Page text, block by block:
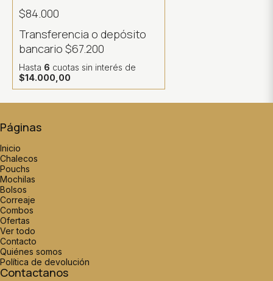
$84.000
Transferencia o depósito
bancario $67.200
Hasta 6 cuotas sin interés de
$14.000,00
Páginas
Inicio
Chalecos
Pouchs
Mochilas
Bolsos
Correaje
Combos
Ofertas
Ver todo
Contacto
Quiénes somos
Política de devolución
Contactanos